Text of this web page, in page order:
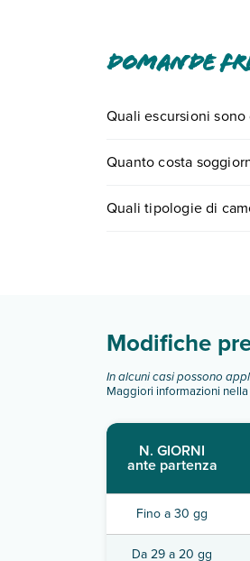
Domande
Quali escursioni
0721.17231 o
Quanto costa
partire.
Quali tipologie di
Modifiche
In alcuni casi possono
Maggiori informazioni
N. GIORNI
ante partenza
Fino a 30 gg
Da 29 a 20 gg